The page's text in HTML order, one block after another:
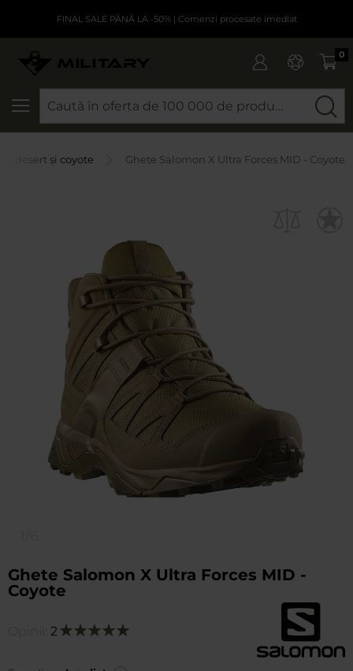
FINAL SALE PÂNĂ LA -50% | Comenzi procesate imediat
0
desert și coyote Ghete Salomon X Ultra Forces MID - Coyote
Ghete Salomon X Ultra Forces MID -
Coyote
2Evaluare: